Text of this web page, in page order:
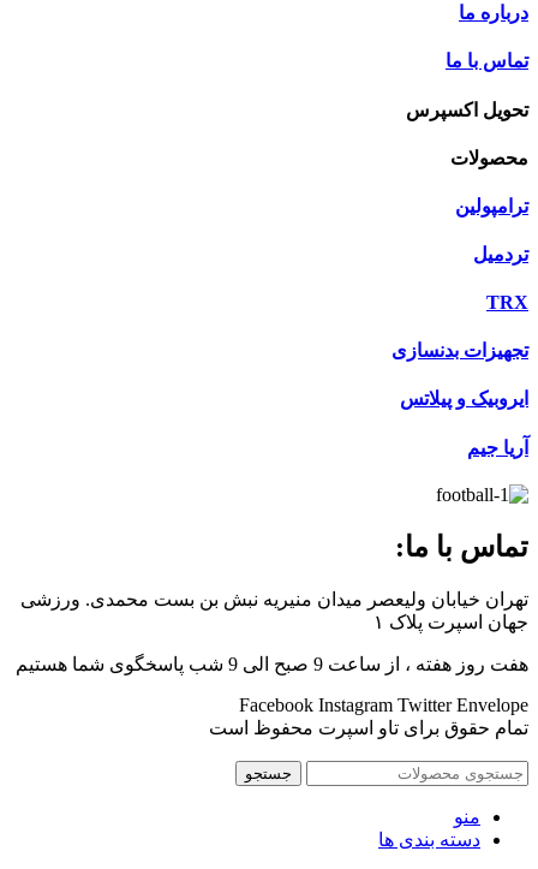
درباره ما
تماس با ما
تحویل اکسپرس
محصولات
ترامپولین
تردمیل
TRX
تجهیزات بدنسازی
ایروبیک و پیلاتس
آریا جیم
تماس با ما:
تهران خیابان ولیعصر میدان منیریه نبش بن بست محمدی. ورزشی
جهان اسپرت پلاک ۱
هفت روز هفته ، از ساعت 9 صبح الی 9 شب پاسخگوی شما هستیم
Facebook Instagram Twitter Envelope
تمام حقوق برای تاو اسپرت محفوظ است
جستجو
منو
دسته بندی ها